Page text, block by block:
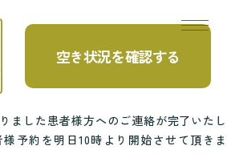
空き状況を確認する
の予約開始について
月7日(火)より総院長の竹江が復帰するこ
ました患者様方へのご連絡が完了いたし
予約を明日10時より開始させて頂きま